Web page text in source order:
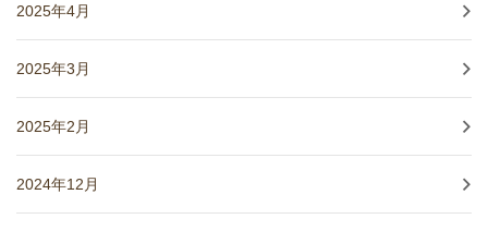
2025年4月
2025年3月
2025年2月
2024年12月